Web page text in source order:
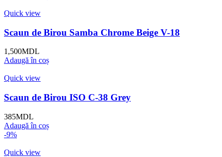
Quick view
Scaun de Birou Samba Chrome Beige V-18
1,500MDL
Adaugă în coș
Quick view
Scaun de Birou ISO C-38 Grey
385MDL
Adaugă în coș
-9%
Quick view